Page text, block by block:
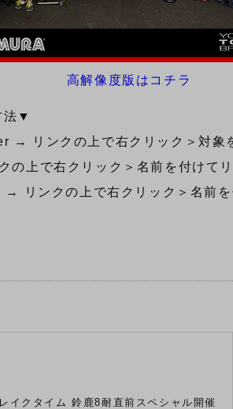
高解像度版はコチラ
法▼
→ リンクの上で右クリック＞対象
の上で右クリック＞名前を付けて
→ リンクの上で右クリック＞名前
イクタイム 鈴鹿8耐直前スペシャル開催